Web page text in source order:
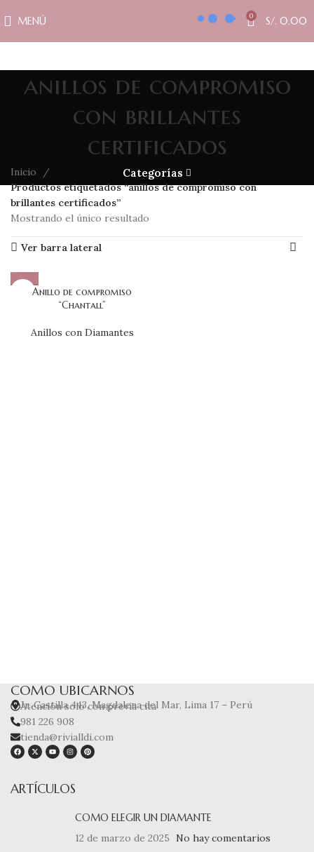
MENÚ 0 S/. 0.00
anillos de compromiso
con brillantes
certificados
Categorías
Inicio
Productos etiquetados “anillos de compromiso con
brillantes certificados”
Mostrando el único resultado
Ver barra lateral
Anillo de compromiso
“Chantall”
Anillos con Diamantes
COMO UBICARNOS
Jr. Castilla 443, Magdalena del Mar, Lima 17 – Perú
Atención solo con previa cita
981 226 908
tienda@rivialldi.com
ARTÍCULOS
COMO ELEGIR UN DIAMANTE
12 de marzo de 2025
No hay comentarios